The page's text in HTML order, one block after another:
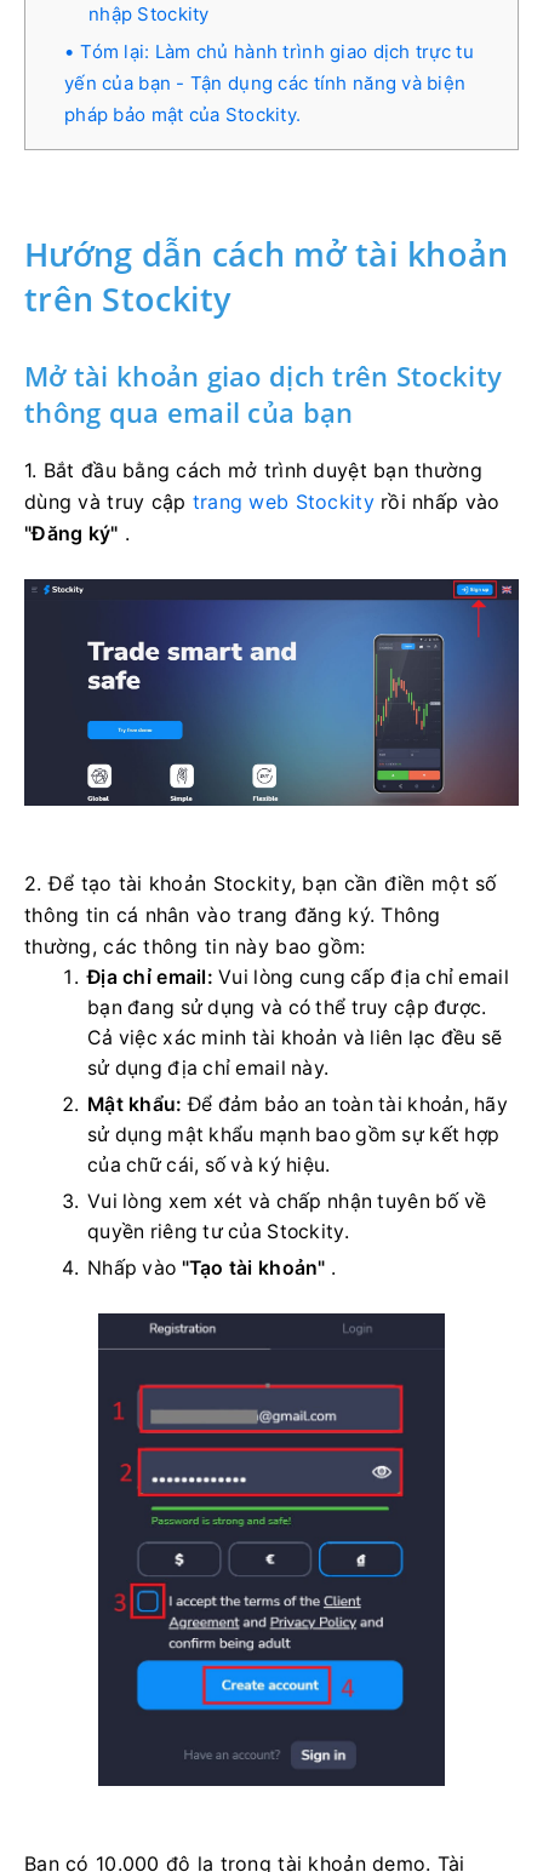
nhập Stockity
Tóm lại: Làm chủ hành trình giao dịch trực tu
yến của bạn - Tận dụng các tính năng và biện
pháp bảo mật của Stockity.
Hướng dẫn cách mở tài khoản
trên Stockity
Mở tài khoản giao dịch trên Stockity
thông qua email của bạn
1. Bắt đầu bằng cách mở trình duyệt bạn thường
dùng và truy cập trang web Stockityrồi nhấp vào
"Đăng ký" .
2. Để tạo tài khoản Stockity, bạn cần điền một số
thông tin cá nhân vào trang đăng ký. Thông
thường, các thông tin này bao gồm:
Địa chỉ email: Vui lòng cung cấp địa chỉ email
bạn đang sử dụng và có thể truy cập được.
Cả việc xác minh tài khoản và liên lạc đều sẽ
sử dụng địa chỉ email này.
Mật khẩu: Để đảm bảo an toàn tài khoản, hãy
sử dụng mật khẩu mạnh bao gồm sự kết hợp
của chữ cái, số và ký hiệu.
Vui lòng xem xét và chấp nhận tuyên bố về
quyền riêng tư của Stockity.
Nhấp vào "Tạo tài khoản" .
Bạn có 10.000 đô la trong tài khoản demo. Tài